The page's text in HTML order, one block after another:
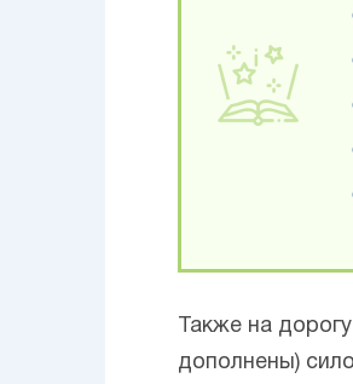
Также на
дополнены)